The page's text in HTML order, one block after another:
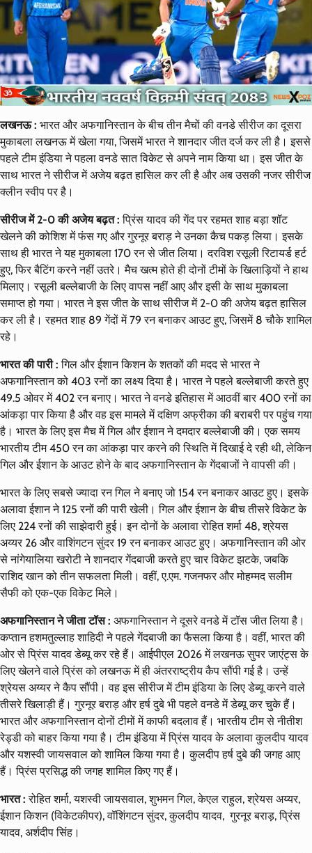
लखनऊ : भारत और अफगानिस्तान के बीच तीन मैचों की वनडे सीरीज का दूसरा
मुकाबला लखनऊ में खेला गया, जिसमें भारत ने शानदार जीत दर्ज कर ली है। इससे
पहले टीम इंडिया ने पहला वनडे सात विकेट से अपने नाम किया था। इस जीत के
साथ भारत ने सीरीज में अजेय बढ़त हासिल कर ली है और अब उसकी नजर सीरीज
क्लीन स्वीप पर है।
सीरीज में 2-0 की अजेय बढ़त : प्रिंस यादव की गेंद पर रहमत शाह बड़ा शॉट
खेलने की कोशिश में फंस गए और गुरनूर बराड़ ने उनका कैच पकड़ लिया। इसके
साथ ही भारत ने यह मुकाबला 170 रन से जीत लिया। दरविश रसूली रिटायर्ड हर्ट
हुए, फिर बैटिंग करने नहीं उतरे। मैच खत्म होते ही दोनों टीमों के खिलाड़ियों ने हाथ
मिलाए। रसूली बल्लेबाजी के लिए वापस नहीं आए और इसी के साथ मुकाबला
समाप्त हो गया। भारत ने इस जीत के साथ सीरीज में 2-0 की अजेय बढ़त हासिल
कर ली है। रहमत शाह 89 गेंदों में 79 रन बनाकर आउट हुए, जिसमें 8 चौके शामिल
रहे।
भारत की पारी :गिल और ईशान किशन के शतकों की मदद से भारत ने
अफगानिस्तान को 403 रनों का लक्ष्य दिया है। भारत ने पहले बल्लेबाजी करते हुए
49.5 ओवर में 402 रन बनाए। भारत ने वनडे इतिहास में आठवीं बार 400 रनों का
आंकड़ा पार किया है और वह इस मामले में दक्षिण अफ्रीका की बराबरी पर पहुंच गया
है। भारत के लिए इस मैच में गिल और ईशान ने दमदार बल्लेबाजी की। एक समय
भारतीय टीम 450 रन का आंकड़ा पार करने की स्थिति में दिखाई दे रही थी, लेकिन
गिल और ईशान के आउट होने के बाद अफगानिस्तान के गेंदबाजों ने वापसी की।
भारत के लिए सबसे ज्यादा रन गिल ने बनाए जो 154 रन बनाकर आउट हुए। इसके
अलावा ईशान ने 125 रनों की पारी खेली। गिल और ईशान के बीच तीसरे विकेट के
लिए 224 रनों की साझेदारी हुई। इन दोनों के अलावा रोहित शर्मा 48, श्रेयस
अय्यर 26 और वाशिंगटन सुंदर 19 रन बनाकर आउट हुए। अफगानिस्तान की ओर
से नांगेयालिया खरोटी ने शानदार गेंदबाजी करते हुए चार विकेट झटके, जबकि
राशिद खान को तीन सफलता मिली। वहीं, ए.एम. गजनफर और मोहम्मद सलीम
सैफी को एक-एक विकेट मिले।
अफगानिस्तान ने जीता टॉस : अफगानिस्तान ने दूसरे वनडे में टॉस जीत लिया है।
कप्तान हशमतुल्लाह शाहिदी ने पहले गेंदबाजी का फैसला किया है। वहीं, भारत की
ओर से प्रिंस यादव डेब्यू कर रहे हैं। आईपीएल 2026 में लखनऊ सुपर जाएंट्स के
लिए खेलने वाले प्रिंस को लखनऊ में ही अंतरराष्ट्रीय कैप सौंपी गई है। उन्हें
श्रेयस अय्यर ने कैप सौंपी। वह इस सीरीज में टीम इंडिया के लिए डेब्यू करने वाले
तीसरे खिलाड़ी हैं। गुरनूर बराड़ और हर्ष दुबे भी पहले वनडे में डेब्यू कर चुके हैं।
भारत और अफगानिस्तान दोनों टीमों में काफी बदलाव हैं। भारतीय टीम से नीतीश
रेड्डी को बाहर किया गया है। टीम इंडिया में प्रिंस यादव के अलावा कुलदीप यादव
और यशस्वी जायसवाल को शामिल किया गया है। कुलदीप हर्ष दुबे की जगह आए
हैं। प्रिंस प्रसिद्ध की जगह शामिल किए गए हैं।
भारत : रोहित शर्मा, यशस्वी जायसवाल, शुभमन गिल, केएल राहुल, श्रेयस अय्यर,
ईशान किशन (विकेटकीपर), वॉशिंगटन सुंदर, कुलदीप यादव, गुरनूर बराड़, प्रिंस
यादव, अर्शदीप सिंह।